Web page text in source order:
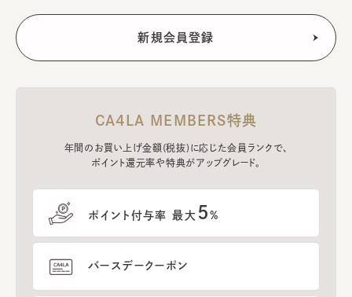
CA4LA MEMBERS特典
年間のお買い上げ金額(税抜)に応じた会員ランクで、
ポイント還元率や特典がアップグレード。
ポイント付与率 最大 5%
バースデークーポン